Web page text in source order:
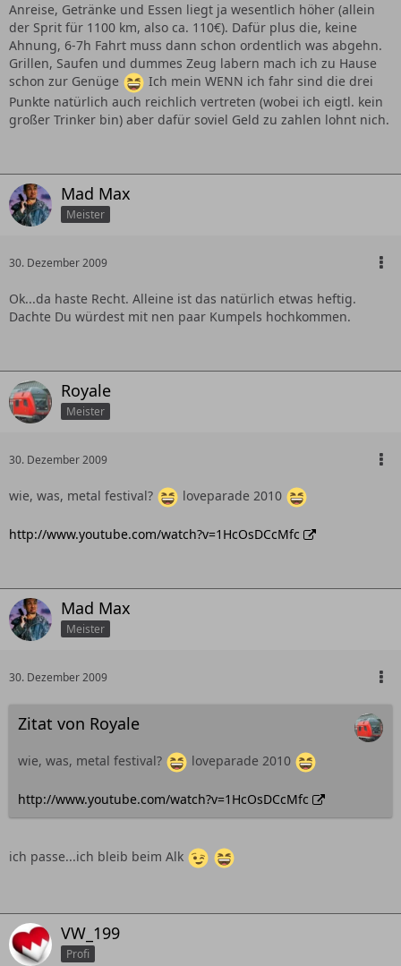
Anreise, Getränke und Essen liegt ja wesentlich höher (allein
der Sprit für 1100 km, also ca. 110€). Dafür plus die, keine
Ahnung, 6-7h Fahrt muss dann schon ordentlich was abgehn.
Grillen, Saufen und dummes Zeug labern mach ich zu Hause
schon zur Genüge
Ich mein WENN ich fahr sind die drei
Punkte natürlich auch reichlich vertreten (wobei ich eigtl. kein
großer Trinker bin) aber dafür soviel Geld zu zahlen lohnt nich.
Mad Max
Meister
30. Dezember 2009
Ok...da haste Recht. Alleine ist das natürlich etwas heftig.
Dachte Du würdest mit nen paar Kumpels hochkommen.
Royale
Meister
30. Dezember 2009
wie, was, metal festival? loveparade 2010
http://www.youtube.com/watch?v=1HcOsDCcMfc
Mad Max
Meister
30. Dezember 2009
Zitat von Royale
wie, was, metal festival? loveparade 2010
http://www.youtube.com/watch?v=1HcOsDCcMfc
ich passe...ich bleib beim Alk
VW_199
Profi